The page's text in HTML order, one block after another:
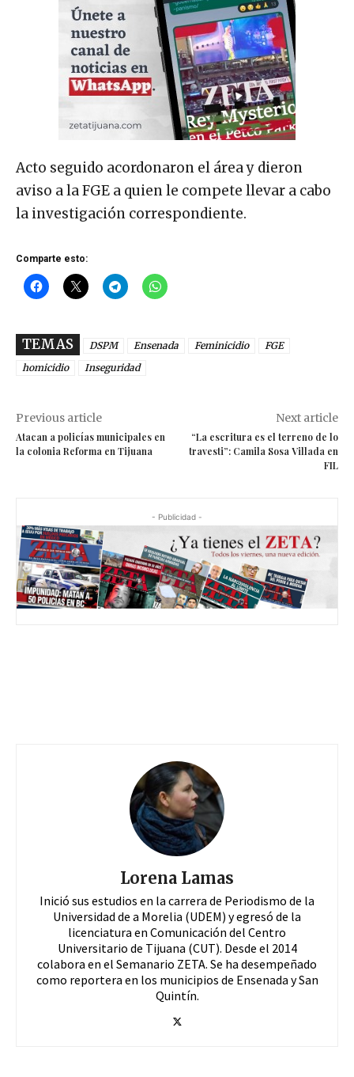
Acto seguido acordonaron el área y dieron
aviso a la FGE a quien le compete llevar a cabo
la investigación correspondiente.
Comparte esto:
TEMAS DSPM Ensenada Feminicidio
FGE
homicidio
Inseguridad
Previous article
Atacan a policías municipales en
la colonia Reforma en Tijuana
Next article
“La escritura es el terreno de lo
travesti”: Camila Sosa Villada en
FIL
- Publicidad -
Lorena Lamas
Inició sus estudios en la carrera de Periodismo de la
Universidad de a Morelia (UDEM) y egresó de la
licenciatura en Comunicación del Centro
Universitario de Tijuana (CUT). Desde el 2014
colabora en el Semanario ZETA. Se ha desempeñado
como reportera en los municipios de Ensenada y San
Quintín.